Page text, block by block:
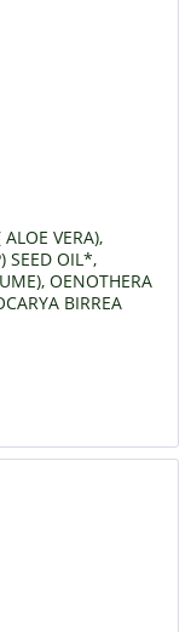
VERA),
SEED OIL*,
OENOTHERA
BIRREA